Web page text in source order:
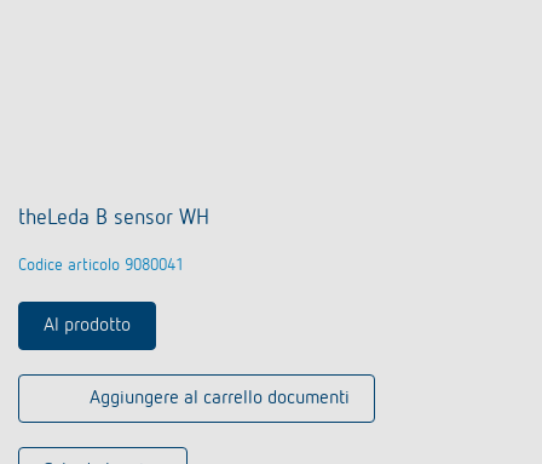
theLeda B sensor WH
Codice articolo 9080041
Al prodotto
Aggiungere al carrello documenti